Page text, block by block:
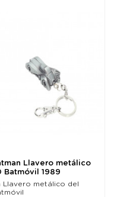
Llavero metálico
Batmóvil 1989
Llavero metálico del